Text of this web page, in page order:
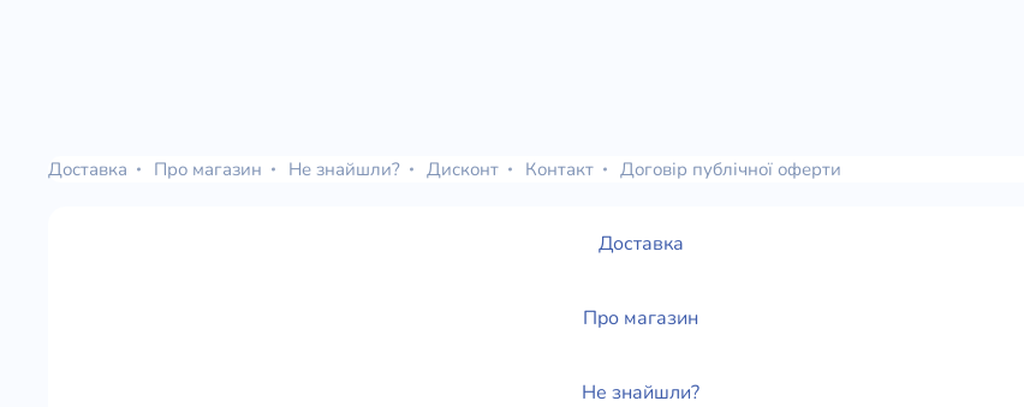
Доставка Про магазин Не знайшли? Дисконт Контакт Договір публічної оферти
Доставка
Про магазин
Не знайшли?